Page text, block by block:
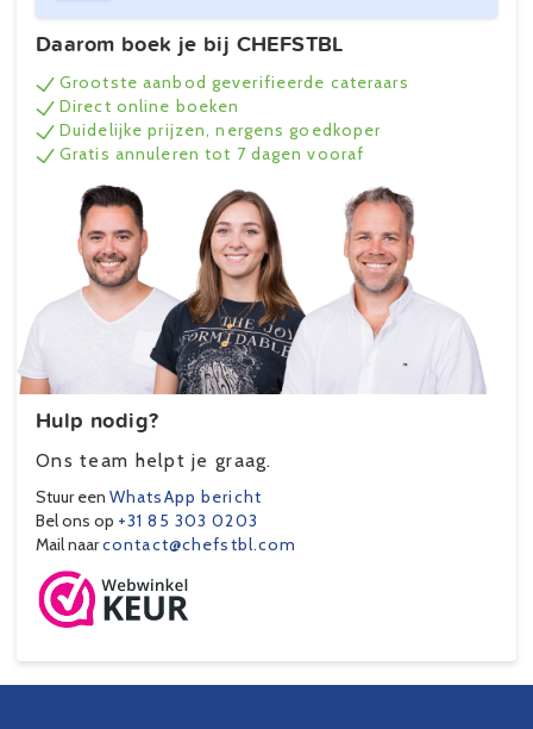
Daarom boek je bij CHEFSTBL
Grootste aanbod geverifieerde cateraars
Direct online boeken
Duidelijke prijzen, nergens goedkoper
Gratis annuleren tot 7 dagen vooraf
Hulp nodig?
Ons team helpt je graag.
Stuur een WhatsApp bericht
Bel ons op +31 85 303 0203
Mail naarcontact@chefstbl.com